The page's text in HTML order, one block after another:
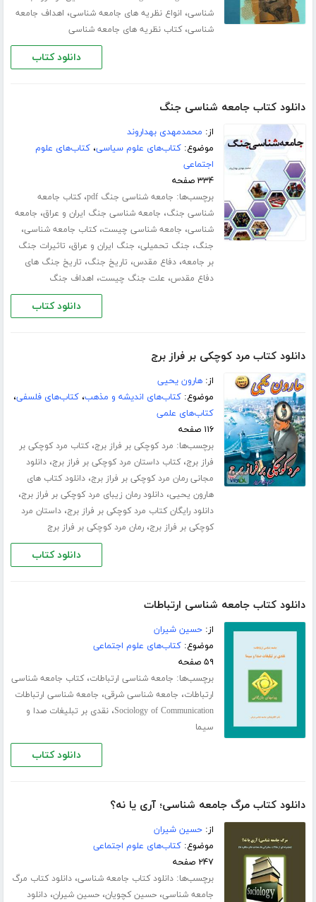
شناسی، انواع نظریه های جامعه شناسی، اهداف جامعه
شناسی،کتاب نظریه های جامعه شناسی
دانلود کتاب
دانلود کتاب جامعه شناسی جنگ
از: محمدمهدی بهداروند
موضوع:کتاب‌های علوم سیاسی،کتاب‌های علوم
اجتماعی
۳۳۴ صفحه
برچسب‌ها: جامعه شناسی جنگ pdf ،کتاب جامعه
شناسی جنگ، جامعه شناسی جنگ ایران و عراق، جامعه
شناسی، جامعه شناسی چیست،کتاب جامعه شناسی،
جنگ، جنگ تحمیلی، جنگ ایران و عراق، تاثیرات جنگ
بر جامعه،دفاع مقدس، تاریخ جنگ، تاریخ جنگ های
دفاع مقدس، علت جنگ چیست، اهداف جنگ
دانلود کتاب
دانلود کتاب مرد کوچکی بر فراز برج
از:هارون یحیی
موضوع:کتاب‌های اندیشه و مذهب،کتاب‌های فلسفی،
کتاب‌های علمی
۱۱۶ صفحه
برچسب‌ها: مرد کوچکی بر فراز برج،کتاب مرد کوچکی بر
فراز برج،کتاب داستان مرد کوچکی بر فراز برج،دانلود
مجانی رمان مرد کوچکی بر فراز برج،دانلود کتاب های
هارون یحیی،دانلود رمان زیبای مرد کوچکی بر فراز برج،
دانلود رایگان کتاب مرد کوچکی بر فراز برج،داستان مرد
کوچکی بر فراز برج،رمان مرد کوچکی بر فراز برج
دانلود کتاب
دانلود کتاب جامعه شناسی ارتباطات
از:حسین شیران
موضوع:کتاب‌های علوم اجتماعی
۵۹ صفحه
برچسب‌ها: جامعه شناسی ارتباطات،کتاب جامعه شناسی
ارتباطات، جامعه شناسی شرقی، جامعه شناسی ارتباطات
Sociology of Communication،نقدی بر تبلیغات صدا و
سیما
دانلود کتاب
دانلود کتاب مرگ جامعه شناسی؛ آری یا نه؟
از:حسین شیران
موضوع:کتاب‌های علوم اجتماعی
۲۴۷ صفحه
برچسب‌ها:دانلود کتاب جامعه‌ شناسی،دانلود کتاب مرگ
جامعه شناسی،حسین کچویان،حسین شیران،دانلود